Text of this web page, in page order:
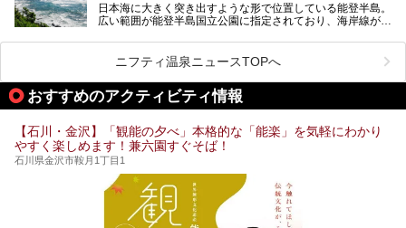
など、種類豊富ですよ。
日本海に大きく突き出すような形で位置している能登半島。
広い範囲が能登半島国立公園に指定されており、海岸線が作
車で行くのがオススメですが、ドライブの際にぜひ一緒に楽
しんでいただきたいのが温泉です。絶景を眺めながらつかる
温泉は最高ですよ！ 今回はそんな能登の温泉を5つご紹介
します。
ニフティ温泉ニュースTOPへ
おすすめのアクティビティ情報
【石川・金沢】「観能の夕べ」本格的な「能楽」を気軽にわかり
やすく楽しめます！兼六園すぐそば！
石川県金沢市鞍月1丁目1